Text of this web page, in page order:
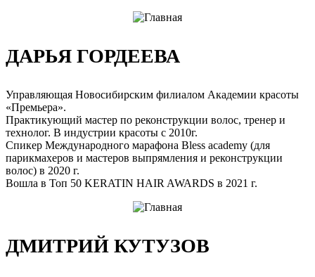
ДАРЬЯ ГОРДЕЕВА
Управляющая Новосибирским филиалом Академии красоты
«Премьера».
Практикующий мастер по реконструкции волос, тренер и
технолог. В индустрии красоты с 2010г.
Спикер Международного марафона Bless academy (для
парикмахеров и мастеров выпрямления и реконструкции
волос) в 2020 г.
Вошла в Топ 50 KERATIN HAIR AWARDS в 2021 г.
ДМИТРИЙ КУТУЗОВ